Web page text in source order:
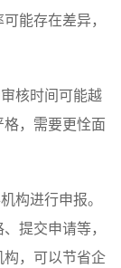
能存在差异，
核时间可能越
，需要更恮面
构进行申报。
提交申请等，
，可以节省企